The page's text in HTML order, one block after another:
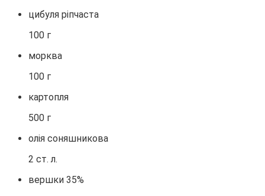
цибуля ріпчаста
100 г
морква
100 г
картопля
500 г
олія соняшникова
2 ст. л.
вершки 35%